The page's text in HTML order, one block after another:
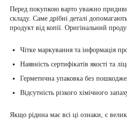
Перед покупкою варто уважно
складу. Саме дрібні деталі
продукт від копії. Оригінальний
Чітке маркування та інформація
Наявність сертифікатів якості та
Герметична упаковка без
Відсутність різкого хімічного
Якщо рідина має всі ці ознаки, є